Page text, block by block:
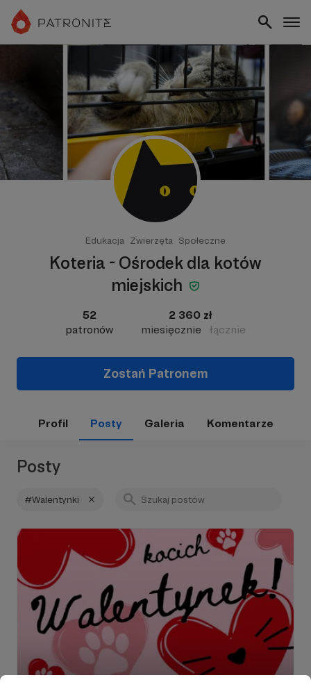
Edukacja Zwierzęta Społeczne
Koteria - Ośrodek dla kotów
miejskich
52
patronów
2 360 zł
miesięcznie
łącznie
Zostań Patronem
Profil Posty Galeria Komentarze
Posty
#Walentynki
06.02.2025 Brak komentarzy